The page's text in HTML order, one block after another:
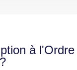
à l'Ordre